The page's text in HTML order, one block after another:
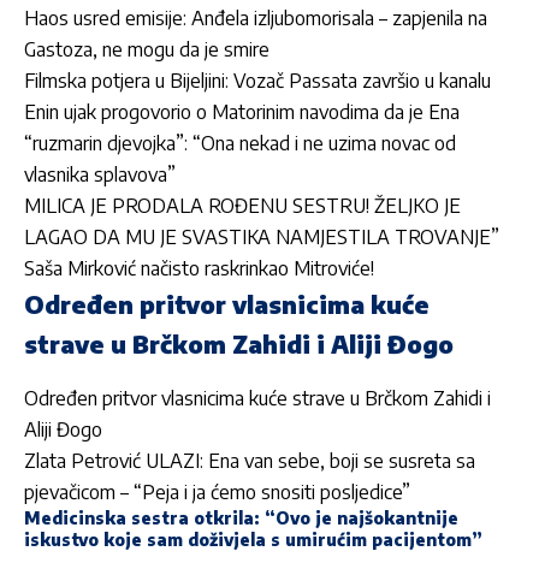
Haos usred emisije: Anđela izljubomorisala – zapjenila na
Gastoza, ne mogu da je smire
Filmska potjera u Bijeljini: Vozač Passata završio u kanalu
Enin ujak progovorio o Matorinim navodima da je Ena
“ruzmarin djevojka”: “Ona nekad i ne uzima novac od
vlasnika splavova”
MILICA JE PRODALA ROĐENU SESTRU! ŽELJKO JE
LAGAO DA MU JE SVASTIKA NAMJESTILA TROVANJE”
Saša Mirković načisto raskrinkao Mitroviće!
Određen pritvor vlasnicima kuće
strave u Brčkom Zahidi i Aliji Đogo
Određen pritvor vlasnicima kuće strave u Brčkom Zahidi i
Aliji Đogo
Zlata Petrović ULAZI: Ena van sebe, boji se susreta sa
pjevačicom – “Peja i ja ćemo snositi posljedice”
Medicinska sestra otkrila: “Ovo je najšokantnije
iskustvo koje sam doživjela s umirućim pacijentom”